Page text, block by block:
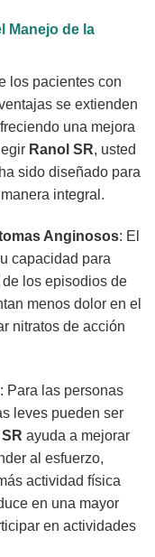
Manejo de la
los pacientes con
se extienden
una mejora
Ranol SR, usted
sido diseñado para
integral.
Anginosos: El
capacidad para
los episodios de
menos dolor en el
nitratos de acción
: Para las personas
leves pueden ser
ayuda a mejorar
al esfuerzo,
actividad física
en una mayor
en actividades